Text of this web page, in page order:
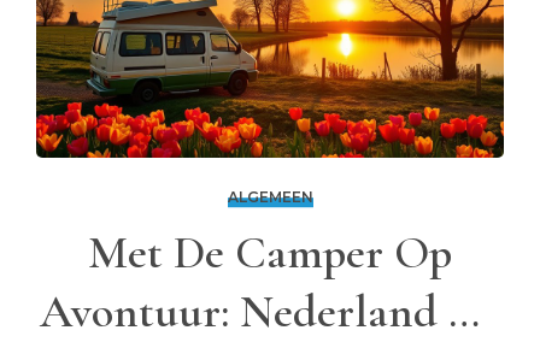
ALGEMEEN
Met De Camper Op
Avontuur: Nederland En